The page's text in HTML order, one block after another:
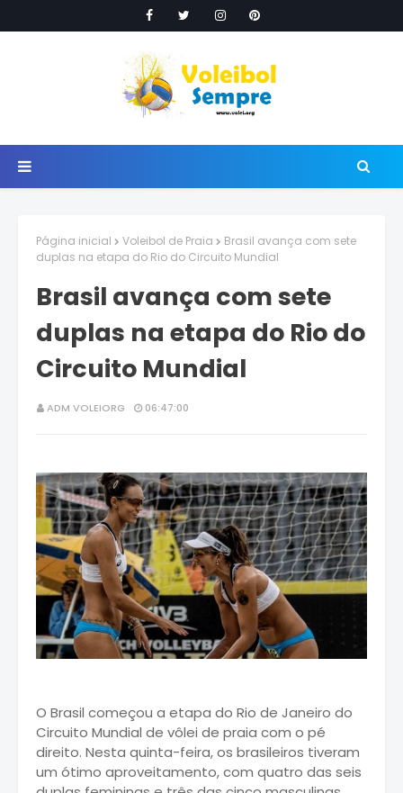
Página inicial Voleibol de Praia
Brasil avança com sete
duplas na etapa do Rio do Circuito Mundial
Brasil avança com sete
duplas na etapa do Rio do
Circuito Mundial
ADM VOLEIORG 06:47:00
O Brasil começou a etapa do Rio de Janeiro do
Circuito Mundial de vôlei de praia com o pé
direito. Nesta quinta-feira, os brasileiros tiveram
um ótimo aproveitamento, com quatro das seis